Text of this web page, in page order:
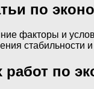
по
факторы и
стабильности
по